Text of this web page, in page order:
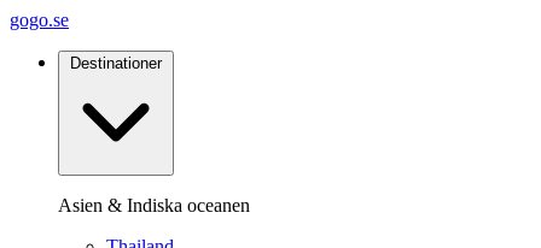
gogo.se
Destinationer
Asien & Indiska oceanen